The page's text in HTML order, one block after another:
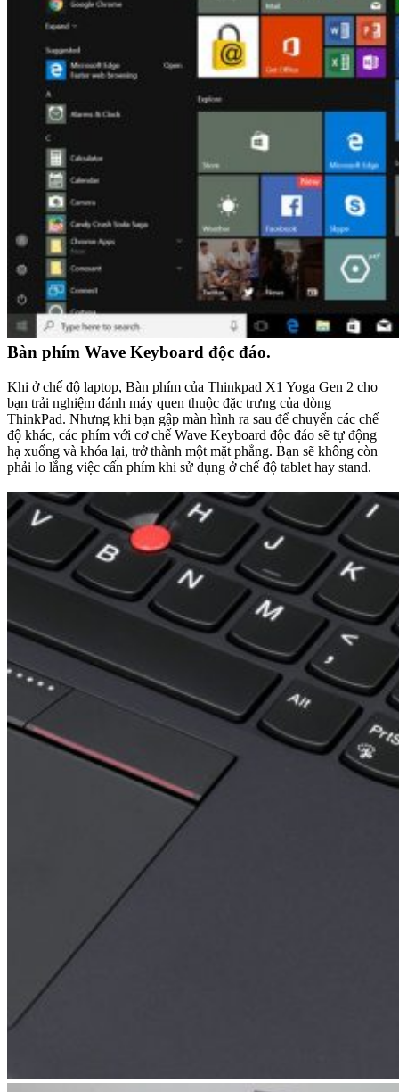
Bàn phím Wave Keyboard độc đáo.
Khi ở chế độ laptop, Bàn phím của Thinkpad X1 Yoga Gen 2 cho
bạn trải nghiệm đánh máy quen thuộc đặc trưng của dòng
ThinkPad. Nhưng khi bạn gập màn hình ra sau để chuyển các chế
độ khác, các phím với cơ chế Wave Keyboard độc đáo sẽ tự động
hạ xuống và khóa lại, trở thành một mặt phẳng. Bạn sẽ không còn
phải lo lắng việc cấn phím khi sử dụng ở chế độ tablet hay stand.